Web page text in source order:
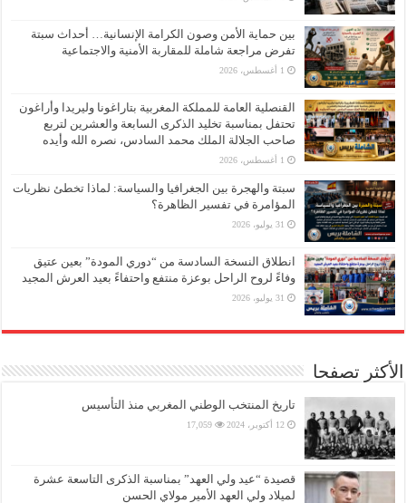
بين حماية الأمن وصون الكرامة الإنسانية… أحداث سبتة
تفرض مراجعة شاملة للمقاربة الأمنية والاجتماعية
1 أغسطس، 2026
القنصلية العامة للمملكة المغربية بتاراغونا وليريدا وأراغون
تحتفل بمناسبة تخليد الذكرى السابعة والعشرين لتربع
صاحب الجلالة الملك محمد السادس، نصره الله وأيده
1 أغسطس، 2026
سبتة والهجرة بين الجغرافيا والسياسة: لماذا تخطئ نظريات
المؤامرة في تفسير الظاهرة؟
31 يوليو، 2026
انطلاق النسخة السادسة من “دوري المودة” بعين عتيق
وفاءً لروح الراحل بوعزة منتفع واحتفاءً بعيد العرش المجيد
31 يوليو، 2026
الأكثر تصفحا
تاريخ المنتخب الوطني المغربي منذ التأسيس
12 أكتوبر، 2024 17,059
قصيدة “عيد ولي العهد” بمناسبة الذكرى التاسعة عشرة
لميلاد ولي العهد الأمير مولاي الحسن